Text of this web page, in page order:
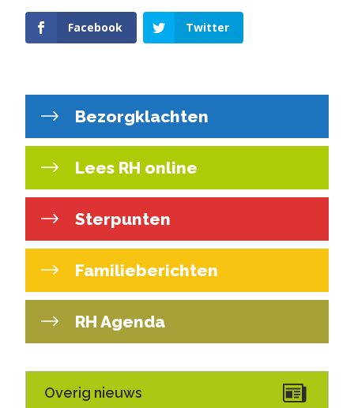
Facebook Twitter
Bezorgklachten
Lees RH online
Sterpunten
Familieberichten
RH Agenda
Overig nieuws